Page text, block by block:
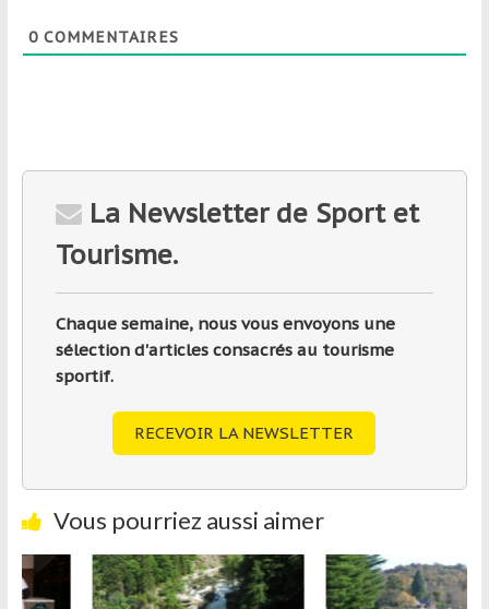
0COMMENTAIRES
La Newsletter de Sport et
Tourisme.
Chaque semaine, nous vous envoyons une
sélection d'articles consacrés au tourisme
sportif.
RECEVOIR LA NEWSLETTER
Vous pourriez aussi aimer